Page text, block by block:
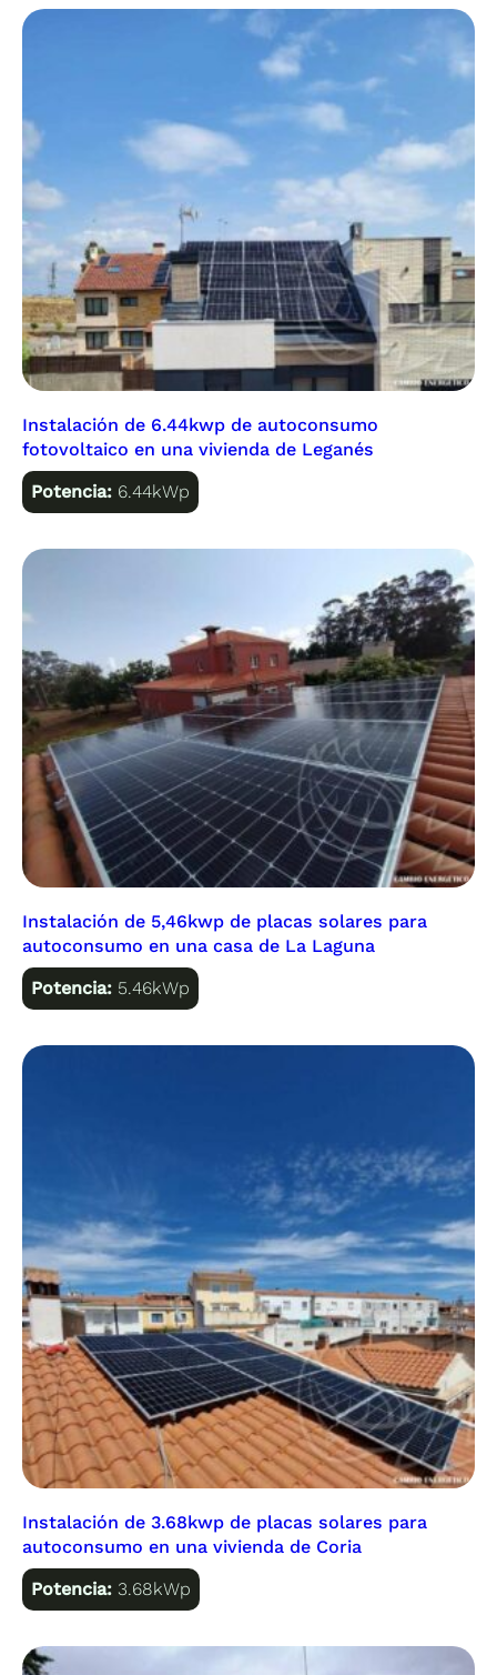
Instalación de 6.44kwp de autoconsumo
fotovoltaico en una vivienda de Leganés
Potencia: 6.44kWp
Instalación de 5,46kwp de placas solares para
autoconsumo en una casa de La Laguna
Potencia: 5.46kWp
Instalación de 3.68kwp de placas solares para
autoconsumo en una vivienda de Coria
Potencia:3.68kWp